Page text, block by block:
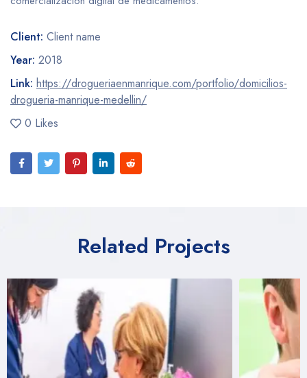
Client: Client name
Year: 2018
Link: https://drogueriaenmanrique.com/portfolio/domicilios-
drogueria-manrique-medellin/
0 Likes
Related Projects